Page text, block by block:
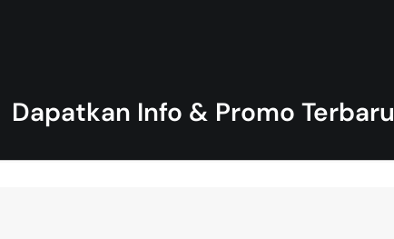
Dapatkan Info & Promo Terbaru